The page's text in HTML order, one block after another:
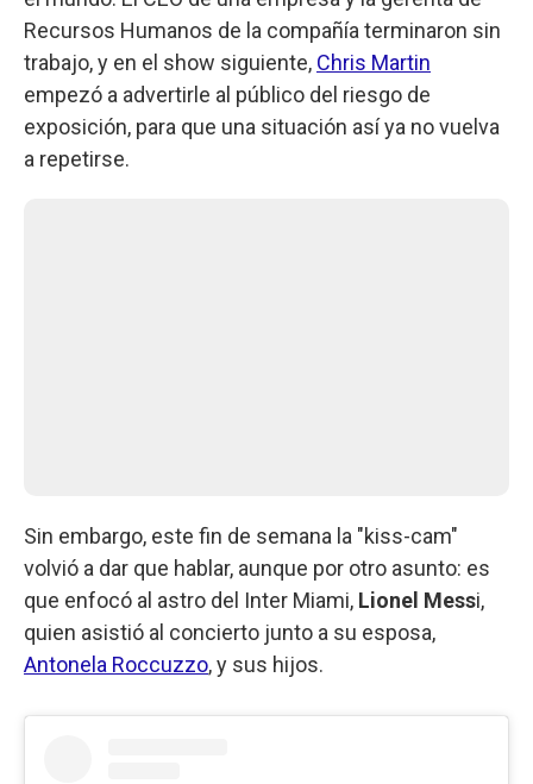
Recursos Humanos de la compañía terminaron sin
trabajo, y en el show siguiente, Chris Martin
empezó a advertirle al público del riesgo de
exposición, para que una situación así ya no vuelva
a repetirse.
Sin embargo, este fin de semana la "kiss-cam"
volvió a dar que hablar, aunque por otro asunto: es
que enfocó al astro del Inter Miami, Lionel Messi,
quien asistió al concierto junto a su esposa,
Antonela Roccuzzo, y sus hijos.